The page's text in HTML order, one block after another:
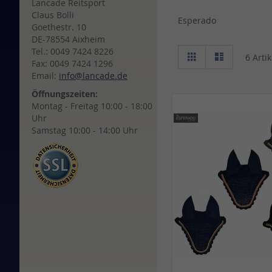
Esperado
Ansicht
als
Raster 6
Lancade Reitsport
Claus Bolli
Goethestr. 10
DE-78554 Aixheim
Tel.: 0049 7424 8226
Fax: 0049 7424 1296
Email: info@lancade.de
Öffnungszeiten:
Montag - Freitag 10:00 - 18:00
Uhr
Samstag 10:00 - 14:00 Uhr